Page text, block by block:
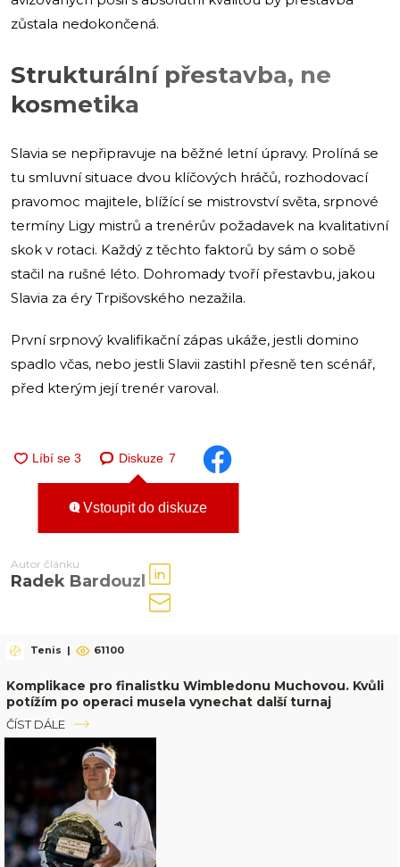
zůstala nedokončená.
Strukturální přestavba, ne
kosmetika
Slavia se nepřipravuje na běžné letní úpravy. Prolíná se
tu smluvní situace dvou klíčových hráčů, rozhodovací
pravomoc majitele, blížící se mistrovství světa, srpnové
termíny Ligy mistrů a trenérův požadavek na kvalitativní
skok v rotaci. Každý z těchto faktorů by sám o sobě
stačil na rušné léto. Dohromady tvoří přestavbu, jakou
Slavia za éry Trpišovského nezažila.
První srpnový kvalifikační zápas ukáže, jestli domino
spadlo včas, nebo jestli Slavii zastihl přesně ten scénář,
před kterým její trenér varoval.
Diskuze 7
Vstoupit do diskuze
Autor článku
Radek Bardouzl
Tenis | 61100
Komplikace pro finalistku Wimbledonu Muchovou. Kvůli
potížím po operaci musela vynechat další turnaj
ČÍST DÁLE